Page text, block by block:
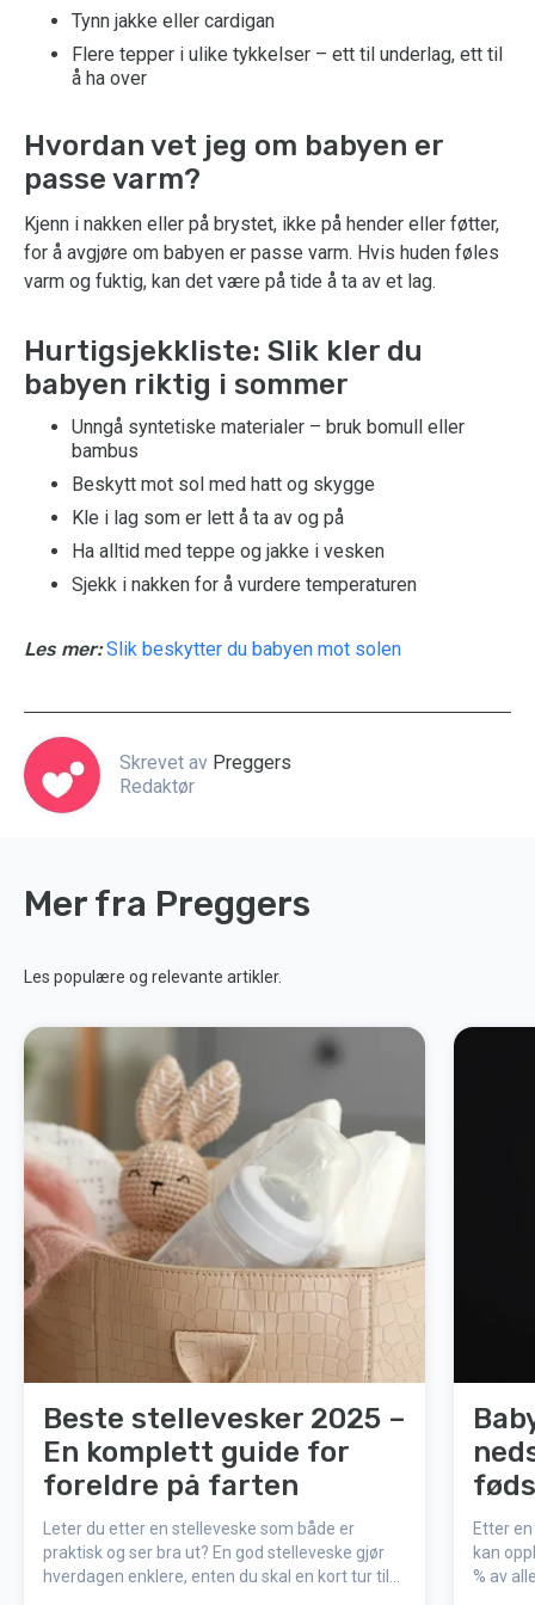
Tynn jakke eller cardigan
Flere tepper i ulike tykkelser – ett til underlag, ett til
å ha over
Hvordan vet jeg om babyen er
passe varm?
Kjenn i nakken eller på brystet, ikke på hender eller føtter,
for å avgjøre om babyen er passe varm. Hvis huden føles
varm og fuktig, kan det være på tide å ta av et lag.
Hurtigsjekkliste: Slik kler du
babyen riktig i sommer
Unngå syntetiske materialer – bruk bomull eller
bambus
Beskytt mot sol med hatt og skygge
Kle i lag som er lett å ta av og på
Ha alltid med teppe og jakke i vesken
Sjekk i nakken for å vurdere temperaturen
Les mer: Slik beskytter du babyen mot solen
Skrevet av Preggers
Redaktør
Mer fra Preggers
Les populære og relevante artikler.
Beste stellevesker 2025 –
En komplett guide for
foreldre på farten
Leter du etter en stelleveske som både er
praktisk og ser bra ut? En god stelleveske gjør
hverdagen enklere, enten du skal en kort tur til
Etter
kan
% av